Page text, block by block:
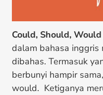
Could, Should, Would
dalam bahasa inggris
dibahas. Termasuk
berbunyi hampir
would. Ketiganya